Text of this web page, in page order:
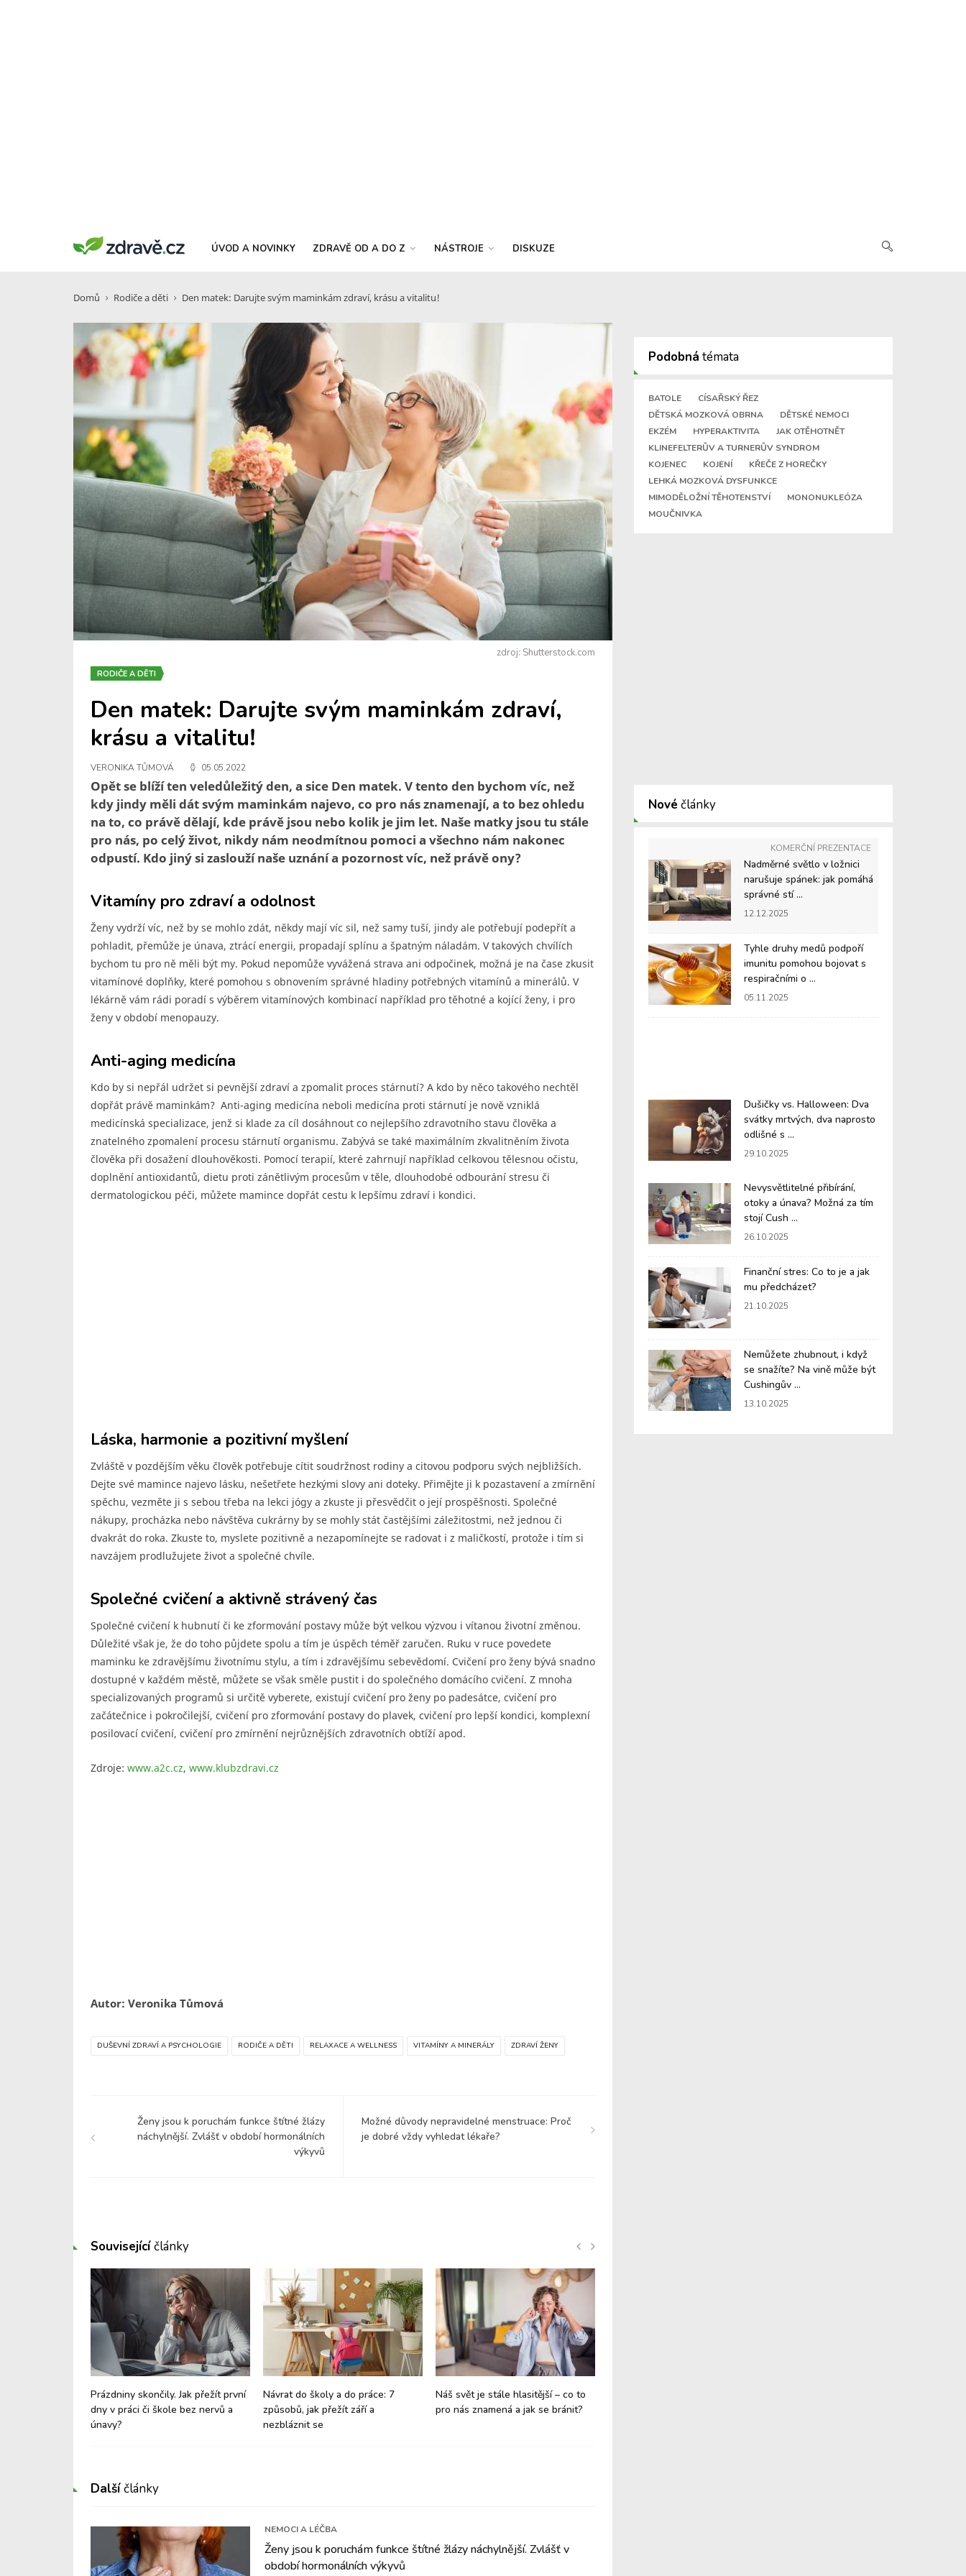
ÚVOD A NOVINKY ZDRAVĚ OD A DO Z NÁSTROJE DISKUZE
Domů Rodiče a děti Den matek: Darujte svým maminkám zdraví, krásu a vitalitu!
zdroj: Shutterstock.com
RODIČE A DĚTI
Den matek: Darujte svým maminkám zdraví,
krásu a vitalitu!
VERONIKA TŮMOVÁ 05.05.2022
Opět se blíží ten veledůležitý den, a sice Den matek. V tento den bychom víc, než
kdy jindy měli dát svým maminkám najevo, co pro nás znamenají, a to bez ohledu
na to, co právě dělají, kde právě jsou nebo kolik je jim let. Naše matky jsou tu stále
pro nás, po celý život, nikdy nám neodmítnou pomoci a všechno nám nakonec
odpustí. Kdo jiný si zaslouží naše uznání a pozornost víc, než právě ony?
Vitamíny pro zdraví a odolnost
Ženy vydrží víc, než by se mohlo zdát, někdy mají víc sil, než samy tuší, jindy ale potřebují podepřít a
pohladit, přemůže je únava, ztrácí energii, propadají splínu a špatným náladám. V takových chvílích
bychom tu pro ně měli být my. Pokud nepomůže vyvážená strava ani odpočinek, možná je na čase zkusit
vitamínové doplňky, které pomohou s obnovením správné hladiny potřebných vitamínů a minerálů. V
lékárně vám rádi poradí s výběrem vitamínových kombinací například pro těhotné a kojící ženy, i pro
ženy v období menopauzy.
Anti-aging medicína
Kdo by si nepřál udržet si pevnější zdraví a zpomalit proces stárnutí? A kdo by něco takového nechtěl
dopřát právě maminkám? Anti-aging medicína neboli medicína proti stárnutí je nově vzniklá
medicínská specializace, jenž si klade za cíl dosáhnout co nejlepšího zdravotního stavu člověka a
znatelného zpomalení procesu stárnutí organismu. Zabývá se také maximálním zkvalitněním života
člověka při dosažení dlouhověkosti. Pomocí terapií, které zahrnují například celkovou tělesnou očistu,
doplnění antioxidantů, dietu proti zánětlivým procesům v těle, dlouhodobé odbourání stresu či
dermatologickou péči, můžete mamince dopřát cestu k lepšímu zdraví i kondici.
Láska, harmonie a pozitivní myšlení
Zvláště v pozdějším věku člověk potřebuje cítit soudržnost rodiny a citovou podporu svých nejbližších.
Dejte své mamince najevo lásku, nešetřete hezkými slovy ani doteky. Přimějte ji k pozastavení a zmírnění
spěchu, vezměte ji s sebou třeba na lekci jógy a zkuste ji přesvědčit o její prospěšnosti. Společné
nákupy, procházka nebo návštěva cukrárny by se mohly stát častějšími záležitostmi, než jednou či
dvakrát do roka. Zkuste to, myslete pozitivně a nezapomínejte se radovat i z maličkostí, protože i tím si
navzájem prodlužujete život a společné chvíle.
Společné cvičení a aktivně strávený čas
Společné cvičení k hubnutí či ke zformování postavy může být velkou výzvou i vítanou životní změnou.
Důležité však je, že do toho půjdete spolu a tím je úspěch téměř zaručen. Ruku v ruce povedete
maminku ke zdravějšímu životnímu stylu, a tím i zdravějšímu sebevědomí. Cvičení pro ženy bývá snadno
dostupné v každém městě, můžete se však směle pustit i do společného domácího cvičení. Z mnoha
specializovaných programů si určitě vyberete, existují cvičení pro ženy po padesátce, cvičení pro
začátečnice i pokročilejší, cvičení pro zformování postavy do plavek, cvičení pro lepší kondici, komplexní
posilovací cvičení, cvičení pro zmírnění nejrůznějších zdravotních obtíží apod.
Zdroje: www.a2c.cz, www.klubzdravi.cz
Autor: Veronika Tůmová
DUŠEVNÍ ZDRAVÍ A PSYCHOLOGIE RODIČE A DĚTI RELAXACE A WELLNESS VITAMÍNY A MINERÁLY ZDRAVÍ ŽENY
Ženy jsou k poruchám funkce štítné žlázy
náchylnější. Zvlášť v období hormonálních
výkyvů
Možné důvody nepravidelné menstruace: Proč
je dobré vždy vyhledat lékaře?
Podobná témata
BATOLE
CÍSAŘSKÝ ŘEZ
DĚTSKÁ MOZKOVÁ OBRNA
DĚTSKÉ NEMOCI
EKZÉM
HYPERAKTIVITA
JAK OTĚHOTNĚT
KLINEFELTERŮV A TURNERŮV SYNDROM
KOJENEC
KOJENÍ
KŘEČE Z HOREČKY
LEHKÁ MOZKOVÁ DYSFUNKCE
MIMODĚLOŽNÍ TĚHOTENSTVÍ
MONONUKLEÓZA
MOUČNIVKA
Nové články
KOMERČNÍ PREZENTACE
Nadměrné světlo v ložnici
narušuje spánek: jak pomáhá
správné stí ...
12.12.2025
Tyhle druhy medů podpoří
imunitu pomohou bojovat s
respiračními o ...
05.11.2025
Dušičky vs. Halloween: Dva
svátky mrtvých, dva naprosto
odlišné s ...
29.10.2025
Nevysvětlitelné přibírání,
otoky a únava? Možná za tím
stojí Cush ...
26.10.2025
Finanční stres: Co to je a jak
mu předcházet?
21.10.2025
Nemůžete zhubnout, i když
se snažíte? Na vině může být
Cushingův ...
13.10.2025
Souvisejícíčlánky
Prázdniny skončily. Jak přežít první
dny v práci či škole bez nervů a
únavy?
Návrat do školy a do práce: 7
způsobů, jak přežít září a
nezbláznit se
Náš svět je stále hlasitější – co to
pro nás znamená a jak se bránit?
Dalšíčlánky
NEMOCI A LÉČBA
Ženy jsou k poruchám funkce štítné žlázy náchylnější. Zvlášť v
období hormonálních výkyvů